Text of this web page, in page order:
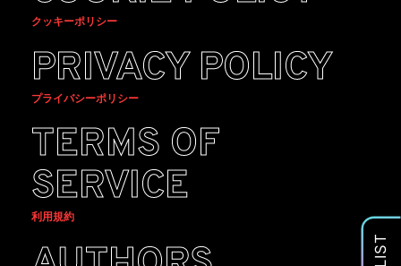
クッキーポリシー
PRIVACY POLICY
プライバシーポリシー
TERMS OF
SERVICE
利用規約